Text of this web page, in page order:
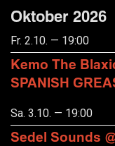
Oktober 2026
Fr. 2.10. — 19:00
Kemo The
SPANISH
Sa. 3.10. — 19:00
Sedel Sounds